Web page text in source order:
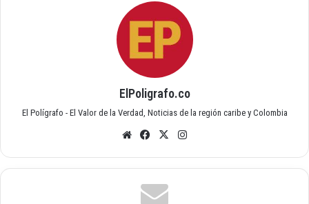
ElPoligrafo.co
El Polígrafo - El Valor de la Verdad, Noticias de la región caribe y Colombia
Siti
we
b
Fac
ok
X
am